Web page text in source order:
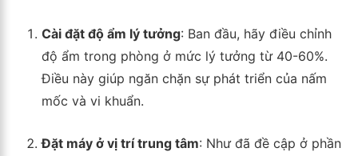
Cài đặt độ ẩm lý tưởng: Ban đầu, hãy điều chỉnh
độ ẩm trong phòng ở mức lý tưởng từ 40-60%.
Điều này giúp ngăn chặn sự phát triển của nấm
mốc và vi khuẩn.
Đặt máy ở vị trí trung tâm: Như đã đề cập ở phần